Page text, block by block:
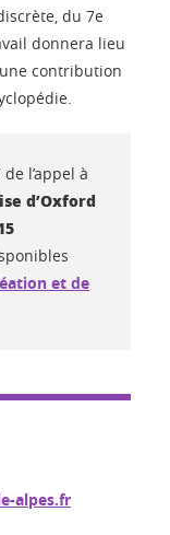
du 7e
donnera lieu
contribution
l’appel à
d’Oxford
et de
alpes.fr